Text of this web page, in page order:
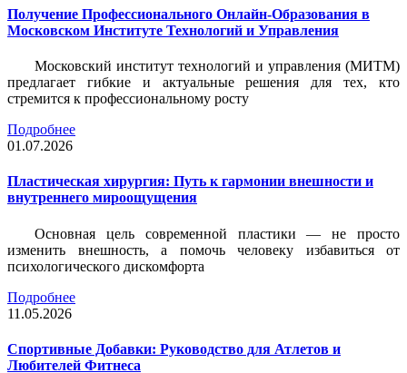
Получение Профессионального Онлайн-Образования в
Московском Институте Технологий и Управления
Московский институт технологий и управления (МИТМ)
предлагает гибкие и актуальные решения для тех, кто
стремится к профессиональному росту
Подробнее
01.07.2026
Пластическая хирургия: Путь к гармонии внешности и
внутреннего мироощущения
Основная цель современной пластики — не просто
изменить внешность, а помочь человеку избавиться от
психологического дискомфорта
Подробнее
11.05.2026
Спортивные Добавки: Руководство для Атлетов и
Любителей Фитнеса